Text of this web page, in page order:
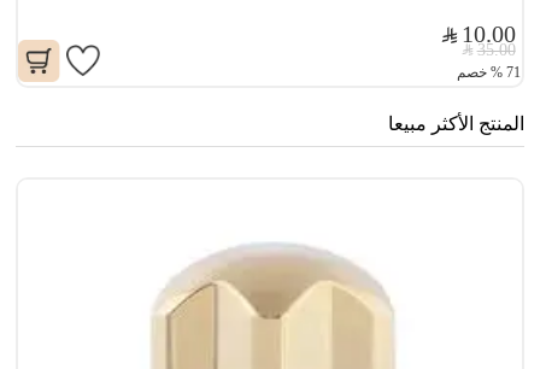
10.00
35.00
71
% خصم
المنتج الأكثر مبيعا